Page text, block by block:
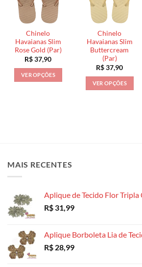
podem
ser
escolhidas
na
página
do
produto
opções
podem
ser
escolhidas
na
página
do
produto
Chinelo
Havaianas Slim
Rose Gold (Par)
R$37,90
VER OPÇÕES
ser
página
do
Chinelo
Havaianas Slim
Buttercream
(Par)
R$37,90
VER OPÇÕES
na
MAIS RECENTES
Aplique de Tecido Flor Tripla
R$ 31,99
Aplique Borboleta Lia de
R$ 28,99